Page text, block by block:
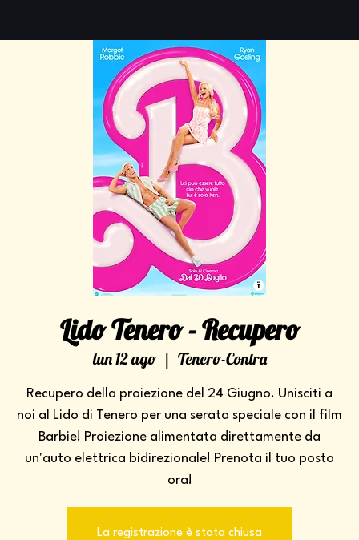
Lido Tenero - Recupero
lun 12 ago
  |
Tenero-Contra
Recupero della proiezione del 24 Giugno. Unisciti a
noi al Lido di Tenero per una serata speciale con il film
Barbie! Proiezione alimentata direttamente da
un'auto elettrica bidirezionale! Prenota il tuo posto
ora!
La registrazione è stata chiusa